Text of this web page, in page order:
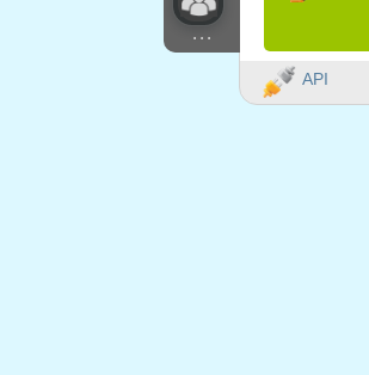
...
API